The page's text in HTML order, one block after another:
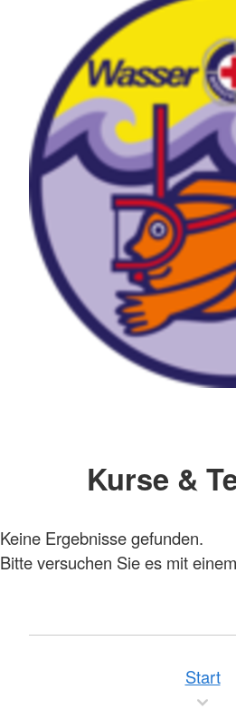
Kurse &
Keine Ergebnisse gefunden.
Bitte versuchen Sie es mit
Start